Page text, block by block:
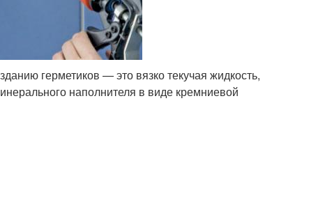
герметиков — это вязко текучая жидкость,
наполнителя в виде кремниевой